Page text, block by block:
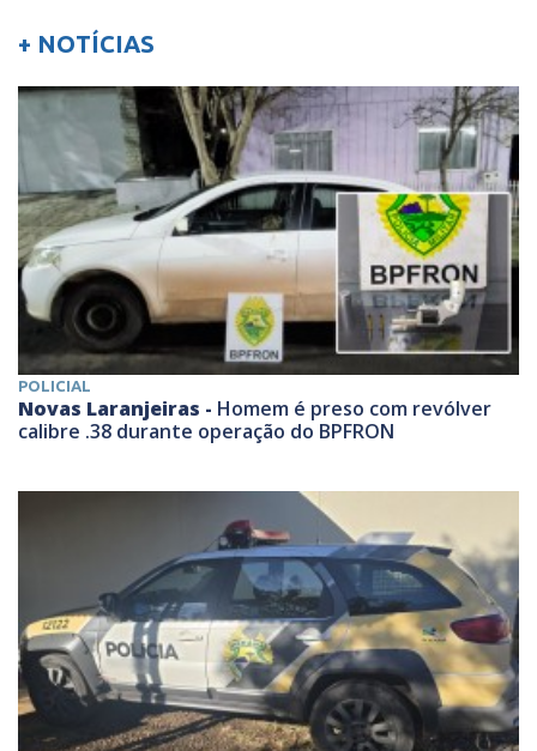
+ NOTÍCIAS
POLICIAL
Novas Laranjeiras - Homem é preso com revólver
calibre .38 durante operação do BPFRON